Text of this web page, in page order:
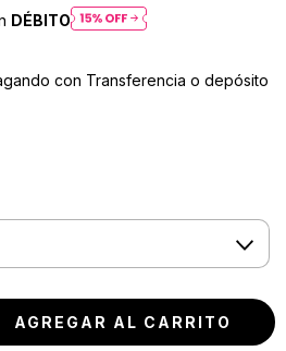
DÉBITO
con Transferencia o depósito